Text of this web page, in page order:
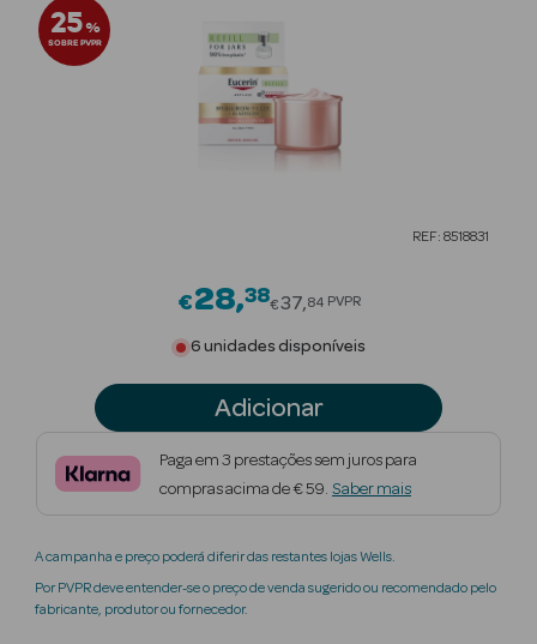
Beauty Season
Cosmética
Beauty Season
Beauty Season
Nutricosmética
Perfumes
Beauty Season
25%
SOBRE PVPR
REF: 8518831
€28 38Price reduced from
€37 84 PVPR
6 unidades disponíveis
Adicionar
Paga em 3 prestações sem juros para
compras acima de € 59. Saber mais
A campanha e preço poderá diferir das restantes lojas Wells.
Por PVPR deve entender-se o preço de venda sugerido ou recomendado pelo
fabricante, produtor ou fornecedor.